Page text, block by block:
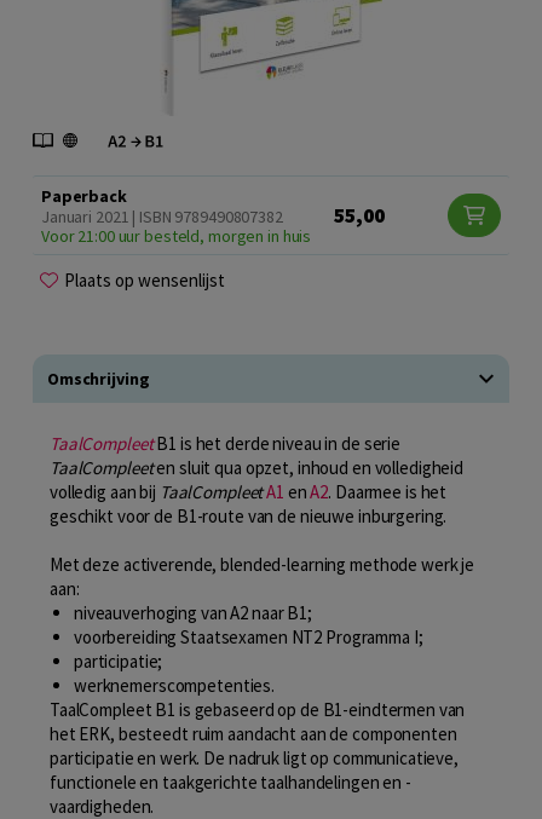
Paperback
Januari 2021 | ISBN 9789490807382
Voor 21:00 uur besteld, morgen in huis
55,00
Plaats op wensenlijst
Omschrijving
TaalCompleetB1 is het derde niveau in de serie
TaalCompleeten sluit qua opzet, inhoud en volledigheid
volledig aan bij TaalCompleetA1 enA2. Daarmee is het
geschikt voor de B1-route van de nieuwe inburgering.
Met deze activerende, blended-learning methode werk je
aan:
niveauverhoging van A2 naar B1;
voorbereiding Staatsexamen NT2 Programma I;
participatie;
werknemerscompetenties.
TaalCompleet B1 is gebaseerd op de B1-eindtermen van
het ERK, besteedt ruim aandacht aan de componenten
participatie en werk. De nadruk ligt op communicatieve,
functionele en taakgerichte taalhandelingen en -
vaardigheden.